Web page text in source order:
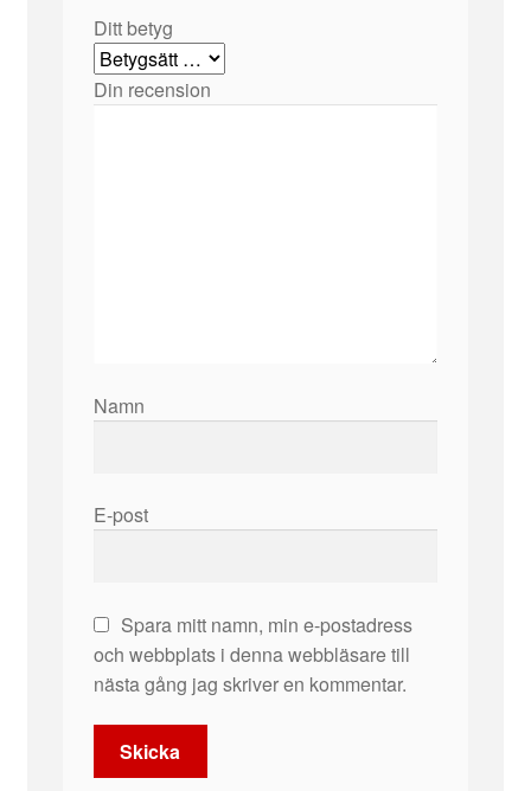
Ditt betyg
Din recension
Namn
E-post
Spara mitt namn, min e-postadress
och webbplats i denna webbläsare till
nästa gång jag skriver en kommentar.